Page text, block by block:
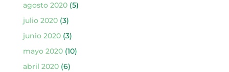
agosto 2020(5)
julio 2020(3)
junio 2020(3)
mayo 2020(10)
abril 2020(6)